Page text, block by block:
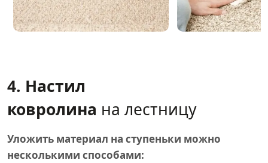
4. Настил
ковролина на лестницу
Уложить материал на ступеньки можно
несколькими способами: